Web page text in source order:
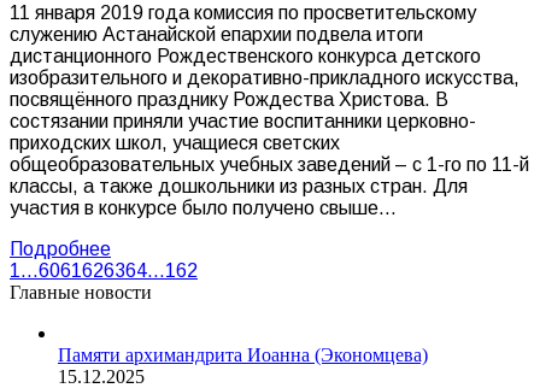
11 января 2019 года комиссия по просветительскому
служению Астанайской епархии подвела итоги
дистанционного Рождественского конкурса детского
изобразительного и декоративно-прикладного искусства,
посвящённого празднику Рождества Христова. В
состязании приняли участие воспитанники церковно-
приходских школ, учащиеся светских
общеобразовательных учебных заведений – с 1-го по 11-й
классы, а также дошкольники из разных стран. Для
участия в конкурсе было получено свыше…
Подробнее
1…6061626364…162
Главные новости
Памяти архимандрита Иоанна (Экономцева)
15.12.2025